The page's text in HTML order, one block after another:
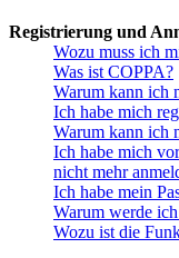
Registrierung und
Wozu muss ich
Was ist COPPA?
Warum kann ich
Ich habe mich
Warum kann ich
Ich habe mich
nicht mehr
Ich habe mein
Warum werde
Wozu ist die